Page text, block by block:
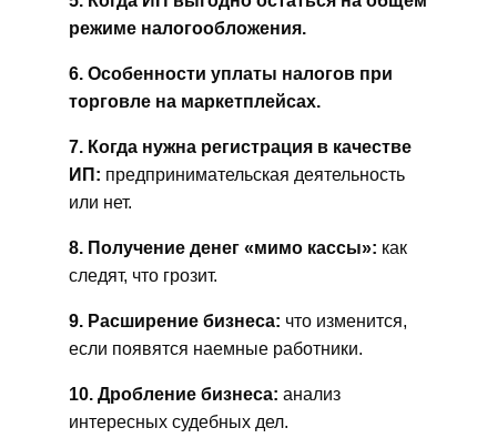
режиме налогообложения.
6. Особенности уплаты налогов при
торговле на маркетплейсах.
7. Когда нужна регистрация в качестве
ИП: предпринимательская деятельность
или нет.
8. Получение денег «мимо кассы»: как
следят, что грозит.
9. Расширение бизнеса: что изменится,
если появятся наемные работники.
10. Дробление бизнеса: анализ
интересных судебных дел.